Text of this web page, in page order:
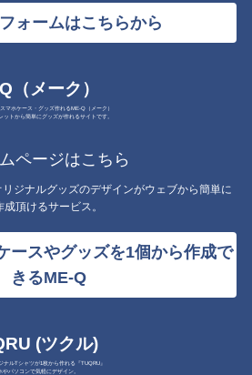
ォームはこちらから
（メーク）
マホケース・グッズ作れるME-Q（メーク）
ットから簡単にグッズが作れるサイトです。
ページはこちら
ジナルグッズのデザインがウェブから簡単に
成頂けるサービス。
ースやグッズを1個から作成で
きるME-Q
(ツクル)
ナルTシャツが1枚から作れる『TUQRU』
やパソコンで気軽にデザイン。